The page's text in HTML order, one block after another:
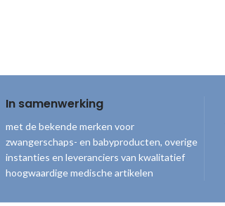
In samenwerking
met de bekende merken voor
zwangerschaps- en babyproducten, overige
instanties en leveranciers van kwalitatief
hoogwaardige medische artikelen